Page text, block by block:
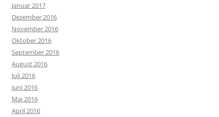
Januar 2017
Dezember 2016
November 2016
Oktober 2016
September 2016
August 2016
Juli 2016
Juni 2016
Mai 2016
April 2016